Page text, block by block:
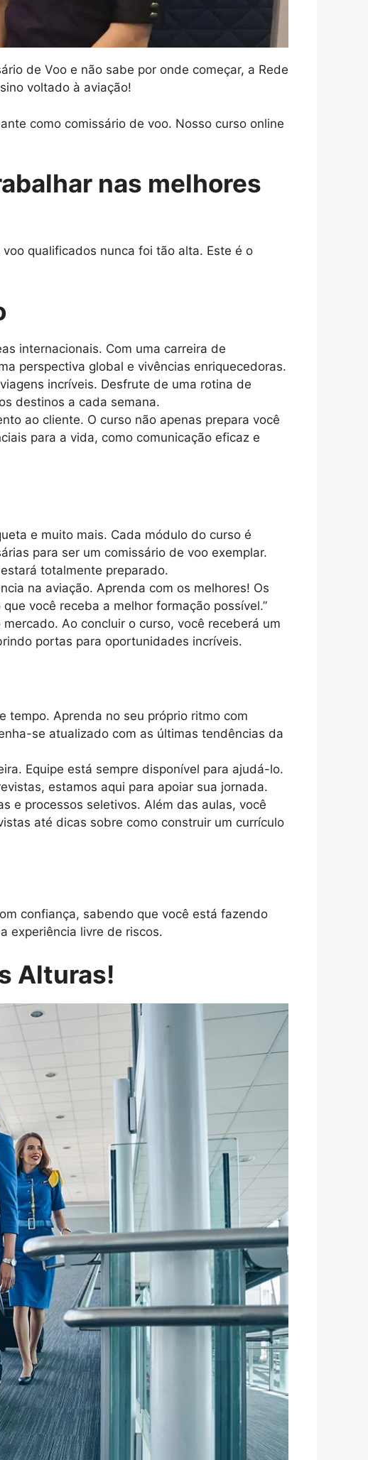
de Voo e não sabe por onde começar, a Rede
voltado à aviação!
como comissário de voo. Nosso curso online
nas melhores
qualificados nunca foi tão alta. Este é o
internacionais. Com uma carreira de
perspectiva global e vivências enriquecedoras.
incríveis. Desfrute de uma rotina de
destinos a cada semana.
ao cliente. O curso não apenas prepara você
para a vida, como comunicação eficaz e
e muito mais. Cada módulo do curso é
para ser um comissário de voo exemplar.
totalmente preparado.
na aviação. Aprenda com os melhores! Os
você receba a melhor formação possível.”
Ao concluir o curso, você receberá um
portas para oportunidades incríveis.
tempo. Aprenda no seu próprio ritmo com
se atualizado com as últimas tendências da
Equipe está sempre disponível para ajudá-lo.
estamos aqui para apoiar sua jornada.
e processos seletivos. Além das aulas, você
até dicas sobre como construir um currículo
confiança, sabendo que você está fazendo
experiência livre de riscos.
Alturas!